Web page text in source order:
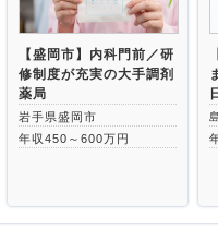
【盛岡市】内科門前／研
修制度が充実の大手調剤
薬局
岩手県盛岡市
年収450～600万円